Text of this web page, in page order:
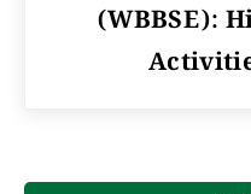
(ডাব্লুবিবিএসই):
|
(WBBSE):